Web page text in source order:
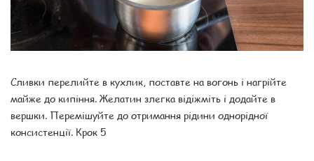
Сливки перелийте в кухлик, поставте на вогонь і нагрійте
майже до кипіння. Желатин злегка відіжміть і додайте в
вершки. Перемішуйте до отримання рідини однорідної
консистенції. Крок 5